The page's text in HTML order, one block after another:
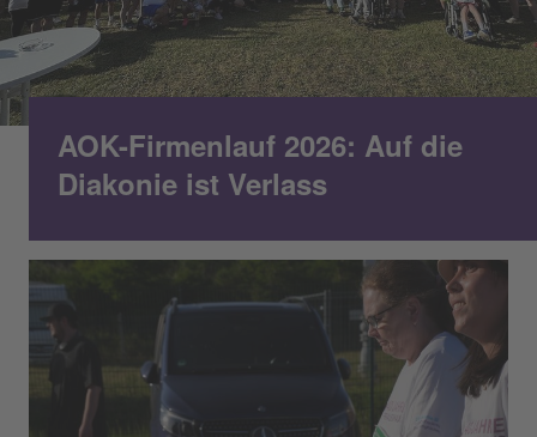
AOK-Firmenlauf 2026: Auf die
Diakonie ist Verlass